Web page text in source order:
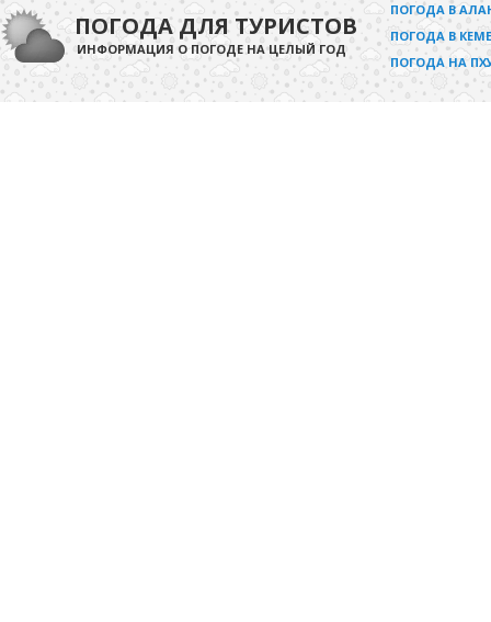
ПОГОДА ДЛЯ ТУРИСТОВ
ИНФОРМАЦИЯ О ПОГОДЕ НА ЦЕЛЫЙ ГОД
ПОГОДА В
ПОГОДА В
ПОГОДА НА